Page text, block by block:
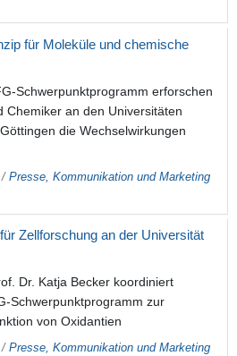
für Moleküle und chemische
Schwerpunktprogramm erforschen
Chemiker an den Universitäten
die Wechselwirkungen
/ Presse, Kommunikation und Marketing
Zellforschung an der Universität
Dr. Katja Becker koordiniert
Schwerpunktprogramm zur
von Oxidantien
/ Presse, Kommunikation und Marketing